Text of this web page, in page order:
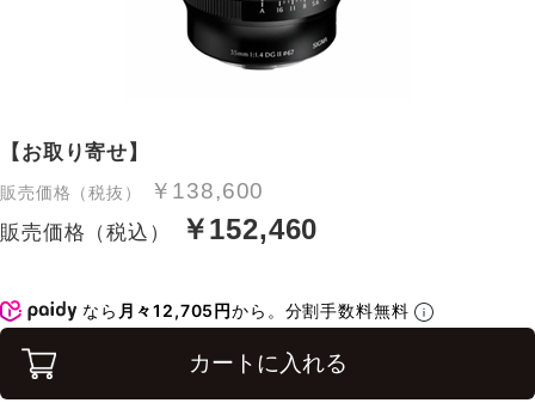
【お取り寄せ】
販売価格（税抜） ￥138,600
販売価格（税込） ￥152,460
なら 月々12,705円から。分割手数料無料
カートに入れる